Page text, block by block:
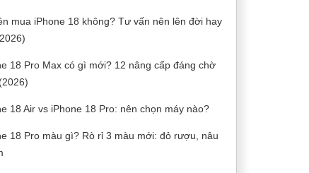
mua iPhone 18 không? Tư vấn nên lên đời hay
18 Pro Max có gì mới? 12 nâng cấp đáng chờ
18 Air vs iPhone 18 Pro: nên chọn máy nào?
18 Pro màu gì? Rò rỉ 3 màu mới: đỏ rượu, nâu